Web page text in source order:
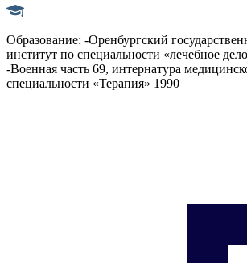
Образование: -Оренбургский
институт по специальности «лечебное
-Военная часть 69, интернатура
специальности «Терапия» 1990